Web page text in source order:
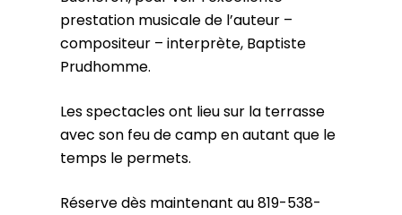
prestation musicale de l’auteur –
compositeur – interprète, Baptiste
Prudhomme.
Les spectacles ont lieu sur la terrasse
avec son feu de camp en autant que le
temps le permets.
Réserve dès maintenant au 819-538-